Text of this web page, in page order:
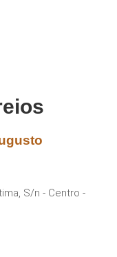
S/n - Centro -